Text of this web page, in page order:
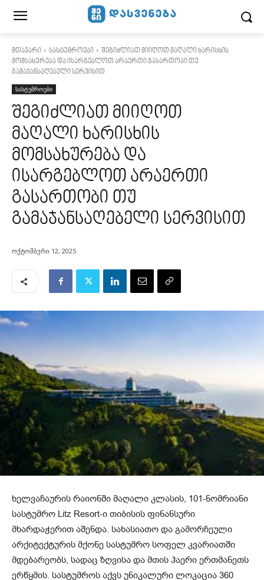
მთავარი სასტუმროები
შეგიძლიათ მიიღოთ მაღალი ხარისხის
მომსახურება და ისარგებლოთ არაერთი გასართობი თუ
გამაჯანსაღებელი სერვისით
სასტუმროები
შეგიძლიათ მიიღოთ
მაღალი ხარისხის
მომსახურება და
ისარგებლოთ არაერთი
გასართობი თუ
გამაჯანსაღებელი სერვისით
ოქტომბერი 12, 2025
ხელვაჩაურის რაიონში მაღალი კლასის, 101-ნომრიანი
სასტუმრო Litz Resort-ი თიბისის ფინანსური
მხარდაჭერით აშენდა. სახასიათო და გამორჩეული
არქიტექტურის მქონე სასტუმრო სოფელ კვარიათში
მდებარეობს, სადაც ზღვისა და მთის ჰაერი ერთმანეთს
ერწყმის. სასტუმროს აქვს უნიკალური ლოკაცია 360